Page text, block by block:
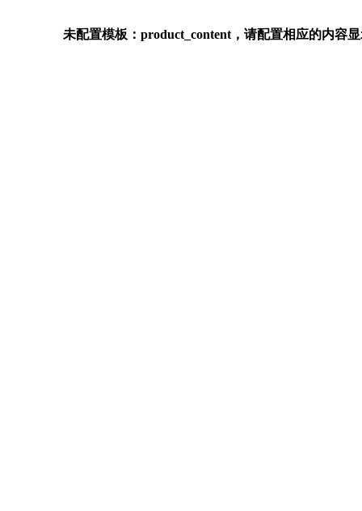
未配置模板：product_content，请配置相应的内容